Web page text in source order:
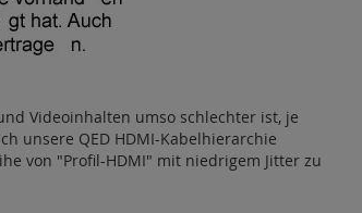
Videoinhalten umso schlechter ist, je
unsere QED HDMI-Kabelhierarchie
von "Profil-HDMI" mit niedrigem Jitter zu